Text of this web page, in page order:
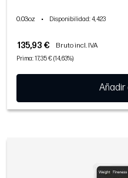
0.03oz • Disponibilidad: 4,423
135,93 € Bruto incl. IVA
Prima: 17,35 € (14,63%)
Añadir